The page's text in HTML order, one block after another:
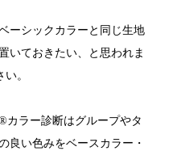
ーシックカラーと同じ生地
いておきたい、と思われま
。
カラー診断はグループやタ
良い色みをベースカラー・